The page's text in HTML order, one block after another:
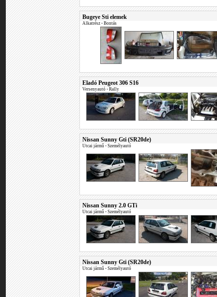
Bugeye Sti elemek
Alkatrész • Bontás
Eladó Peugeot 306 S16
Versenyautó • Rally
Nissan Sunny Gti (SR20de)
Utcai jármű • Személyautó
Nissan Sunny 2.0 GTi
Utcai jármű • Személyautó
Nissan Sunny Gti (SR20de)
Utcai jármű • Személyautó